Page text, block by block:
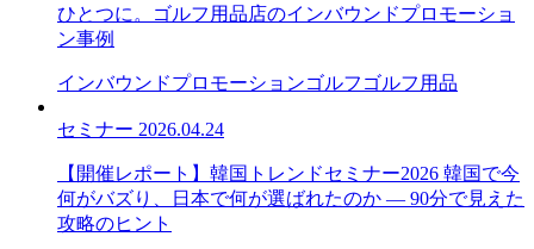
ひとつに。ゴルフ用品店のインバウンドプロモーショ
ン事例
インバウンドプロモーションゴルフ ゴルフ用品
セミナー 2026.04.24
【開催レポート】韓国トレンドセミナー2026 韓国で今
何がバズり、日本で何が選ばれたのか — 90分で見えた
攻略のヒント